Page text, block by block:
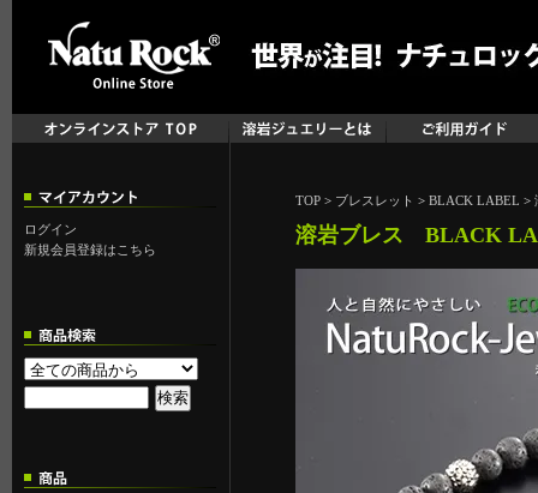
ログイン
新規会員登録はこちら
TOP > ブレスレット > BLACK LABEL >
溶岩ブレス BLACK